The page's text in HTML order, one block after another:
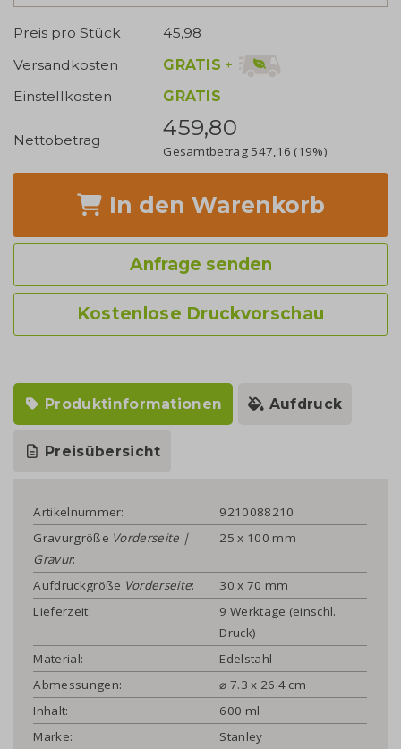
Preis pro Stück
45,98
Versandkosten
GRATIS +
Einstellkosten
GRATIS
Nettobetrag 459,80
Gesamtbetrag 547,16 (19%)
In den Warenkorb
Anfrage senden
Kostenlose Druckvorschau
Produktinformationen Aufdruck
Preisübersicht
Artikelnummer:
9210088210
Gravurgröße Vorderseite |
Gravur:
25 x 100 mm
Aufdruckgröße Vorderseite:
30 x 70 mm
Lieferzeit:
9 Werktage (einschl.
Druck)
Material:
Edelstahl
Abmessungen:
⌀ 7.3 x 26.4 cm
Inhalt:
600 ml
Marke:
Stanley